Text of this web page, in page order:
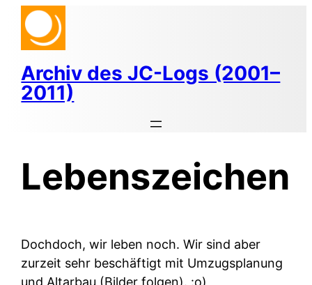
Zum
Inhalt
springen
Archiv des JC-Logs (2001–
2011)
Lebenszeichen
Dochdoch, wir leben noch. Wir sind aber
zurzeit sehr beschäftigt mit Umzugsplanung
und Altarbau (Bilder folgen). :o)